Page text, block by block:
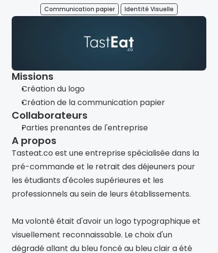
Communication papier Identité Visuelle
Missions
Création du logo
Création de la communication papier
Collaborateurs
Parties prenantes de l'entreprise
A propos
Tasteat.co est une entreprise spécialisée dans la
pré-commande et le retrait des déjeuners pour
les étudiants d'écoles supérieures et les
professionnels au sein de leurs établissements.
Ma volonté était d'avoir un logo typographique et
visuellement reconnaissable. Le choix d'un
dégradé allant du bleu foncé au bleu clair a été